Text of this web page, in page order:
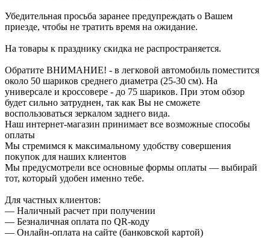
Убедительная просьба заранее предупреждать о Вашем
приезде, чтобы не тратить время на ожидание.
На товары к празднику скидка не распространяется.
Обратите ВНИМАНИЕ! - в легковой автомобиль поместится
около 50 шариков среднего диаметра (25-30 см). На
универсале и кроссовере - до 75 шариков. При этом обзор
будет сильно затруднен, так как Вы не сможете
воспользоваться зеркалом заднего вида.
Наш интернет-магазин принимает все возможные способы
оплаты
Мы стремимся к максимальному удобству совершения
покупок для наших клиентов
Мы предусмотрели все основные формы оплаты — выбирай
тот, который удобен именно тебе.
Для частных клиентов:
— Наличный расчет при получении
— Безналичная оплата по QR-коду
— Онлайн-оплата на сайте (банковской картой)